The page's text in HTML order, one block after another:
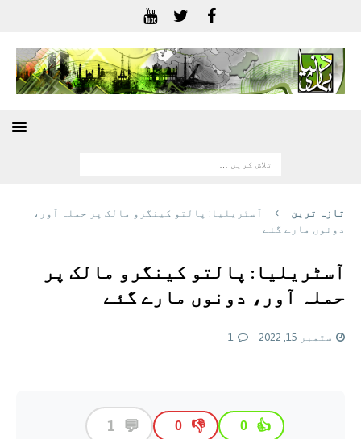
تازہ ترين
آسٹریلیا: پالتو کینگرو مالک پر حملہ آور،
دونوں مارے گئے
آسٹریلیا: پالتو کینگرو مالک پر
حملہ آور، دونوں مارے گئے
ستمبر 15, 2022 1
👍
0
👎
0
💬
1